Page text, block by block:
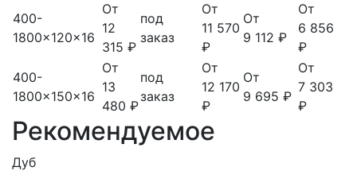
400-
1800x120x16
От
12
315 ₽
под
заказ
От
11 570
₽
От
9 112 ₽
От
6 856
₽
400-
1800x150x16
От
13
480 ₽
под
заказ
От
12 170
₽
От
9 695 ₽
От
7 303
₽
Рекомендуемое
Дуб